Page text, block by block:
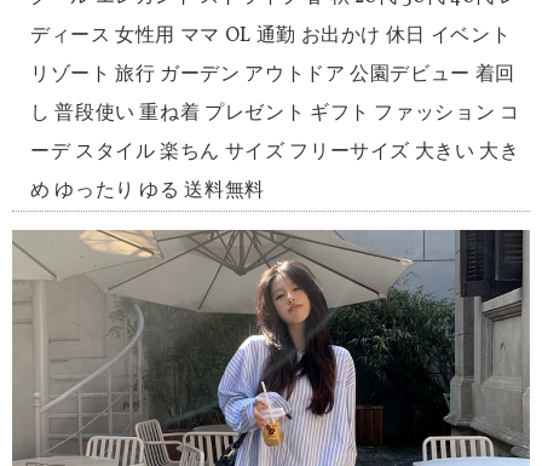
ディース 女性用 ママ OL 通勤 お出かけ 休日 イベント
リゾート 旅行 ガーデン アウトドア 公園デビュー 着回
し 普段使い 重ね着 プレゼント ギフト ファッション コ
ーデ スタイル 楽ちん サイズ フリーサイズ 大きい 大き
め ゆったり ゆる 送料無料